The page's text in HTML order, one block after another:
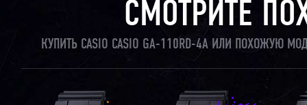
СМОТРИТЕ
КУПИТЬ CASIO CASIO GA-110RD-4A ИЛИ ПОХОЖУЮ